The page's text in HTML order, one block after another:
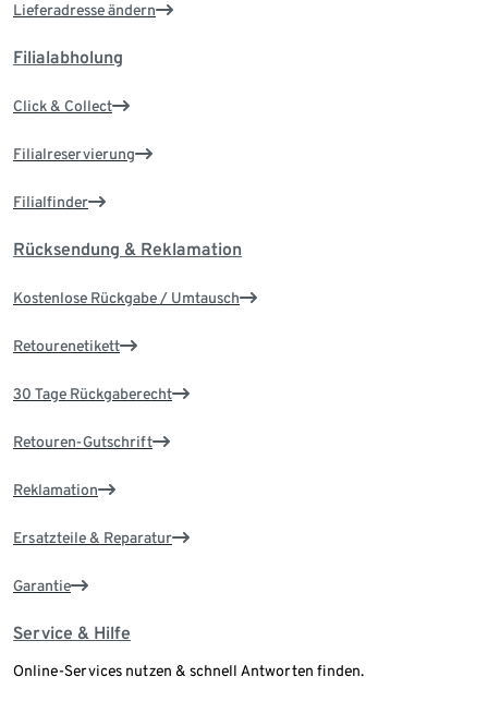
Lieferadresse ändern
Filialabholung
Click & Collect
Filialreservierung
Filialfinder
Rücksendung & Reklamation
Kostenlose Rückgabe / Umtausch
Retourenetikett
30 Tage Rückgaberecht
Retouren-Gutschrift
Reklamation
Ersatzteile & Reparatur
Garantie
Service & Hilfe
Online-Services nutzen & schnell Antworten finden.